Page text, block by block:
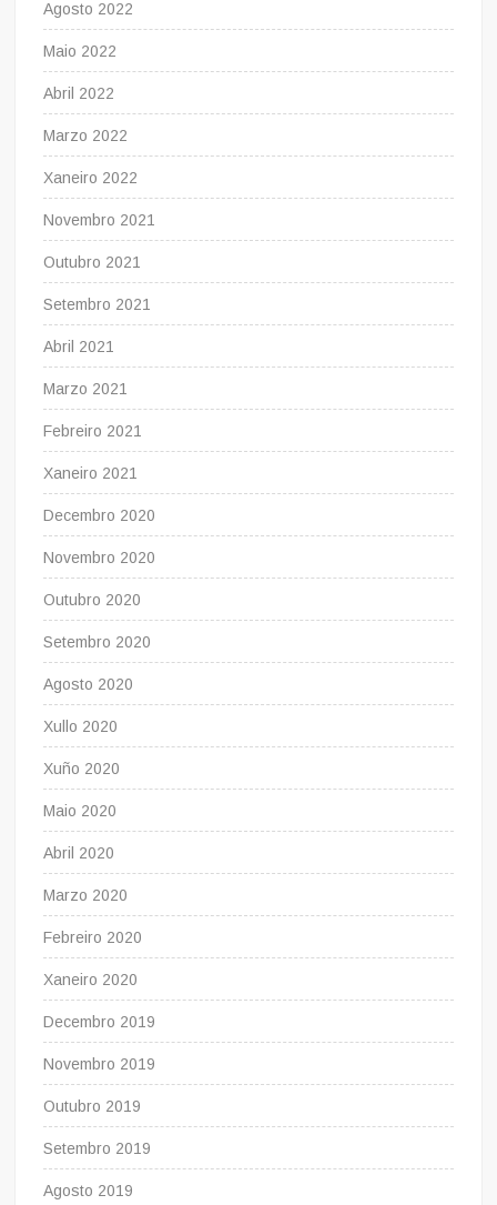
Agosto 2022
Maio 2022
Abril 2022
Marzo 2022
Xaneiro 2022
Novembro 2021
Outubro 2021
Setembro 2021
Abril 2021
Marzo 2021
Febreiro 2021
Xaneiro 2021
Decembro 2020
Novembro 2020
Outubro 2020
Setembro 2020
Agosto 2020
Xullo 2020
Xuño 2020
Maio 2020
Abril 2020
Marzo 2020
Febreiro 2020
Xaneiro 2020
Decembro 2019
Novembro 2019
Outubro 2019
Setembro 2019
Agosto 2019